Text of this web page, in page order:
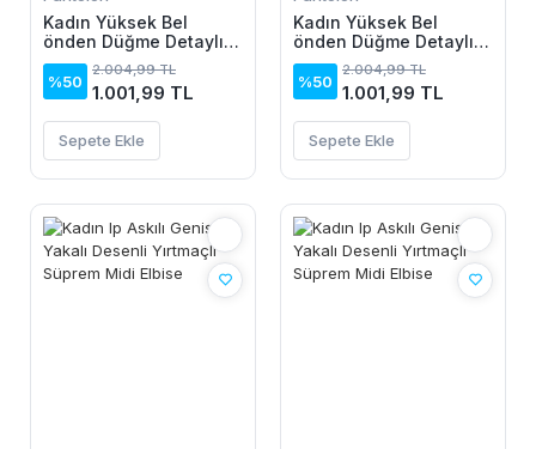
Kadın Yüksek Bel
önden Düğme Detaylı
Parçaya Doğru Geniş
Kot Pantolon
%50
2.004,99 TL
1.001,99 TL
Sepete Ekle
Kadın Yüksek Bel
önden Düğme Detaylı
Parçaya Doğru Geniş
Kot Pantolon
%50
2.004,99 TL
1.001,99 TL
Sepete Ekle